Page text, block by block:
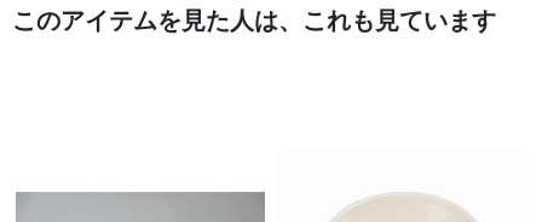
このアイテムを見た人は、これも見ています